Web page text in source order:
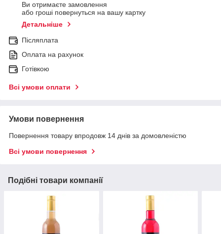
Ви отримаєте замовлення
або гроші повернуться на вашу картку
Детальніше
Післяплата
Оплата на рахунок
Готівкою
Всі умови оплати
Умови повернення
Повернення товару впродовж 14 днів за домовленістю
Всі умови повернення
Подібні товари компанії